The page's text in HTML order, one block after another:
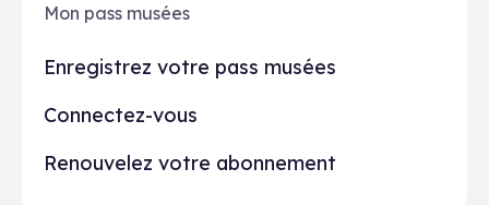
Mon pass musées
Enregistrez votre pass musées
Connectez-vous
Renouvelez votre abonnement